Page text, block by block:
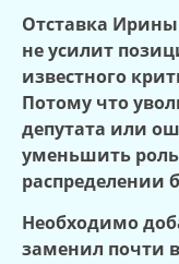
Отставка
не усилит
известного
Потому что
депутата или
уменьшить
распределении
Необходимо
заменил почти